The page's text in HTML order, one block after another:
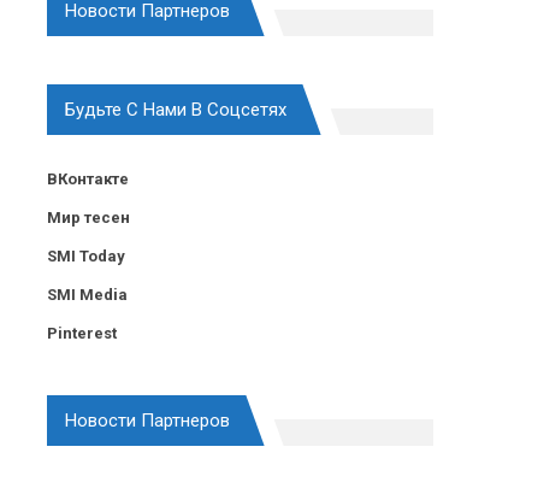
Новости Партнеров
Будьте С Нами В Соцсетях
ВКонтакте
Мир тесен
SMI Today
SMI Media
Pinterest
Новости Партнеров